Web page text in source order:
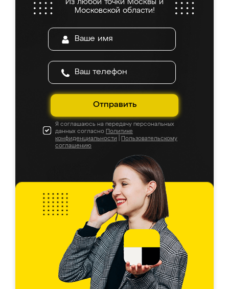
Из любой точки Москвы и
Московской области!
Отправить
Я соглашаюсь на передачу персональных
данных согласно Политике
конфиденциальности
Пользовательскому
соглашению